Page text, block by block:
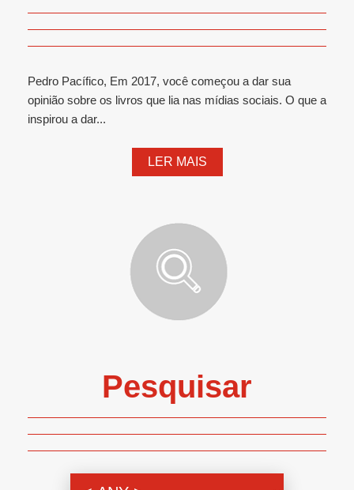
Pedro Pacífico, Em 2017, você começou a dar sua
opinião sobre os livros que lia nas mídias sociais. O que a
inspirou a dar...
LER MAIS
Pesquisar